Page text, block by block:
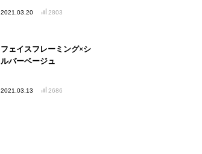
2021.03.20 2803
フェイスフレーミング×シ
ルバーベージュ
2021.03.13 2686